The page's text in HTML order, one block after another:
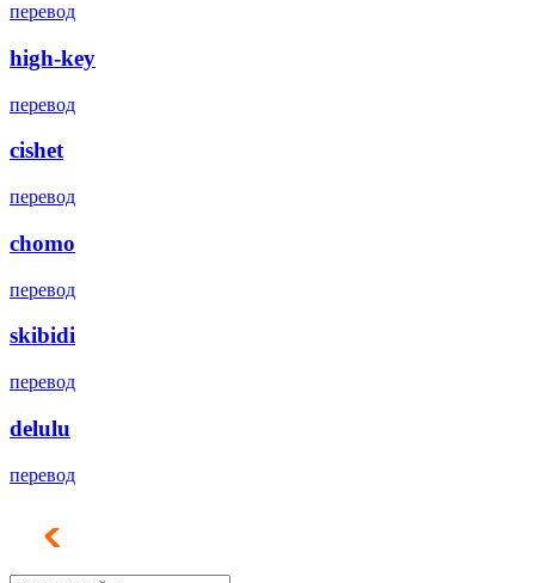
перевод
high-key
перевод
cishet
перевод
chomo
перевод
skibidi
перевод
delulu
перевод